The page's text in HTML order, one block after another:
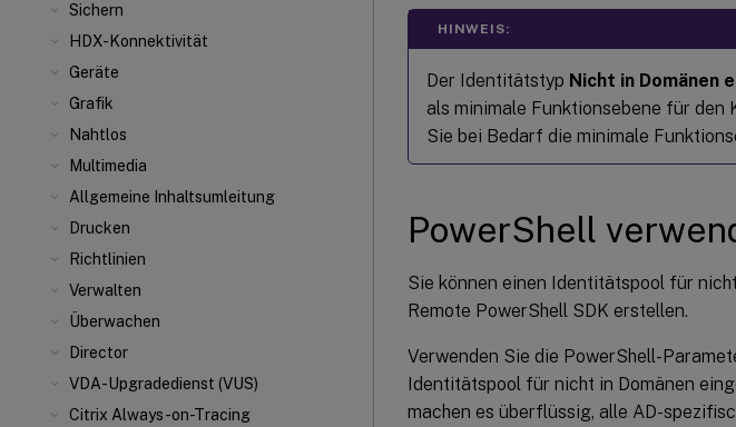
Sichern
HDX-Konnektivität
Geräte
Grafik
Nahtlos
Multimedia
Allgemeine Inhaltsumleitung
Drucken
Richtlinien
Verwalten
Überwachen
Director
VDA-Upgradedienst (VUS)
Citrix Always-on-Tracing
HINWEIS:
Der Identitätstyp Nicht in Domänen
als minimale Funktionsebene für den
Sie bei Bedarf die minimale
PowerShell
Sie können einen Identitätspool für
Remote PowerShell SDK erstellen.
Verwenden Sie die PowerShell-
Identitätspool für nicht in Domänen
machen es überflüssig, alle AD-